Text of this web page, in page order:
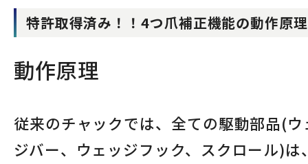
特許取得済み！！4つ爪補正機能の動作原理
動作原理
従来のチャックでは、全ての駆動部品(ウ
ジバー、ウェッジフック、スクロール)は